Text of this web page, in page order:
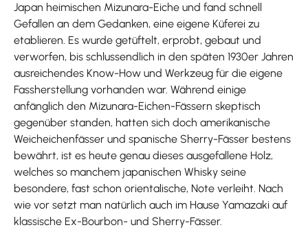
Japan heimischen Mizunara-Eiche und fand schnell
Gefallen an dem Gedanken, eine eigene Küferei zu
etablieren. Es wurde getüftelt, erprobt, gebaut und
verworfen, bis schlussendlich in den späten 1930er Jahren
ausreichendes Know-How und Werkzeug für die eigene
Fassherstellung vorhanden war. Während einige
anfänglich den Mizunara-Eichen-Fässern skeptisch
gegenüber standen, hatten sich doch amerikanische
Weicheichenfässer und spanische Sherry-Fässer bestens
bewährt, ist es heute genau dieses ausgefallene Holz,
welches so manchem japanischen Whisky seine
besondere, fast schon orientalische, Note verleiht. Nach
wie vor setzt man natürlich auch im Hause Yamazaki auf
klassische Ex-Bourbon- und Sherry-Fässer.